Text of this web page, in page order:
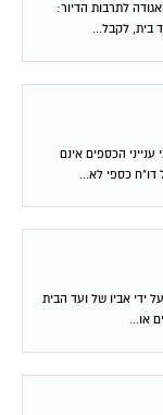
לתרבות הדיור:
בית, לקבל...
הכספים אינם
דו"ח כספי לא...
ידי אביו של ועד הבית
או...